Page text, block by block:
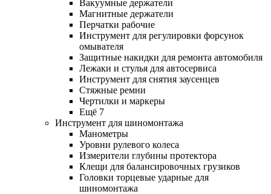
Вакуумные держатели
Магнитные держатели
Перчатки рабочие
Инструмент для регулировки форсунок
омывателя
Защитные накидки для ремонта автомобиля
Лежаки и стулья для автосервиса
Инструмент для снятия заусенцев
Стяжные ремни
Чертилки и маркеры
Ещё 7
Инструмент для шиномонтажа
Манометры
Уровни рулевого колеса
Измерители глубины протектора
Клещи для балансировочных грузиков
Головки торцевые ударные для
шиномонтажа